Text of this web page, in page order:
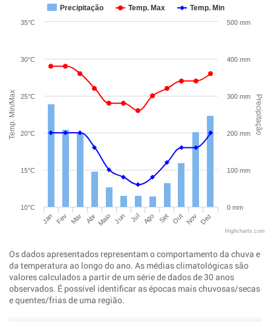
Temp. Min/Max Precipitação
Precipitação Temp. Max Temp. Min
Jan Fev Mar Abr Maio Jun Jul Ago Set Out Nov Dez
10°C
15°C
20°C
25°C
30°C
35°C
0 mm
100 mm
200 mm
300 mm
400 mm
500 mm
Highcharts.com
Os dados apresentados representam o comportamento da chuva e
da temperatura ao longo do ano. As médias climatológicas são
valores calculados a partir de um série de dados de 30 anos
observados. É possível identificar as épocas mais chuvosas/secas
e quentes/frias de uma região.